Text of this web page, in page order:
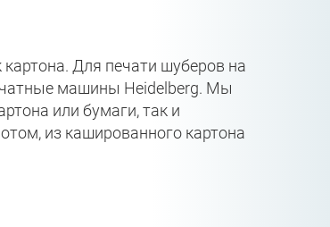
Для печати шуберов на
машины Heidelberg. Мы
или бумаги, так и
из кашированного картона